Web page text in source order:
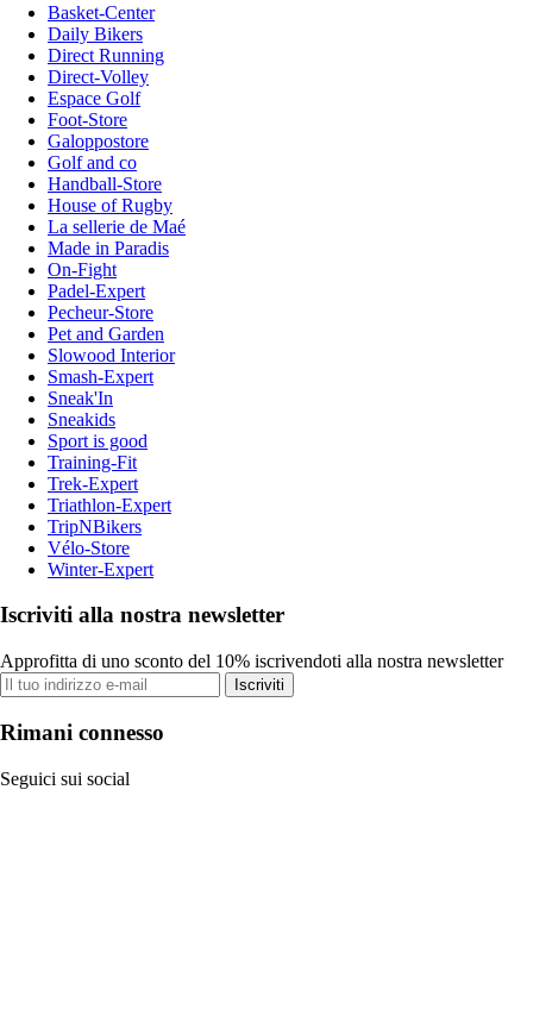
Basket-Center
Daily Bikers
Direct Running
Direct-Volley
Espace Golf
Foot-Store
Galoppostore
Golf and co
Handball-Store
House of Rugby
La sellerie de Maé
Made in Paradis
On-Fight
Padel-Expert
Pecheur-Store
Pet and Garden
Slowood Interior
Smash-Expert
Sneak'In
Sneakids
Sport is good
Training-Fit
Trek-Expert
Triathlon-Expert
TripNBikers
Vélo-Store
Winter-Expert
Iscriviti alla nostra newsletter
Approfitta di uno sconto del 10% iscrivendoti alla nostra newsletter
Iscriviti
Rimani connesso
Seguici sui social